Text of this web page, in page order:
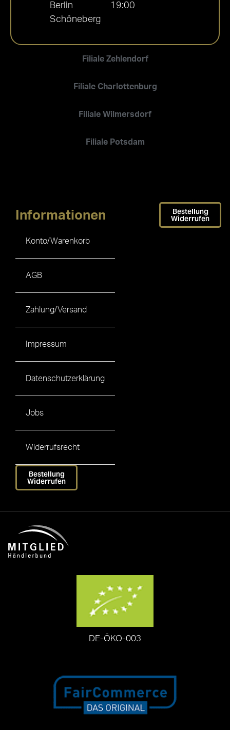
Filiale Zehlendorf
Filiale Charlottenburg
Filiale Wilmersdorf
Filiale Potsdam
Berlin
Schöneberg
19:00
Informationen
Konto/Warenkorb
AGB
Zahlung/Versand
Impressum
Datenschutzerklärung
Jobs
Widerrufsrecht
Bestellung
Widerrufen
Bestellung
Widerrufen
DE-ÖKO-003